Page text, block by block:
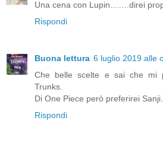
Una cena con Lupin…….direi
Rispondi
Buona lettura 6 luglio 2019 alle
Che belle scelte e sai che mi
Trunks.
Di One Piece però preferirei Sanji.
Rispondi